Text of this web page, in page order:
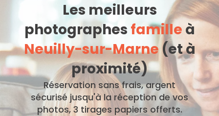
Les meilleurs
photographes famille à
Neuilly-sur-Marne(et à
proximité)
Réservation sans frais, argent
sécurisé jusqu'à la réception de vos
photos, 3 tirages papiers offerts.